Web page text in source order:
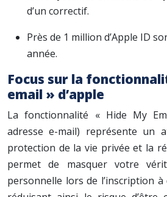
d’un correctif.
Près de 1 million d’Apple ID
année.
Focus sur la
email » d’apple
La fonctionnalité « Hide My
adresse e-mail) représente un
protection de la vie privée et la
permet de masquer votre
personnelle lors de l’inscription à